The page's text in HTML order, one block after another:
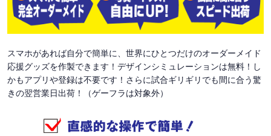
スマホがあれば自分で簡単に、世界にひとつだけのオーダーメイド
応援グッズを作製できます！デザインシミュレーションは無料！し
かもアプリや登録は不要です！さらに試合ギリギリでも間に合う驚
きの翌営業日出荷！（ゲーフラは対象外）